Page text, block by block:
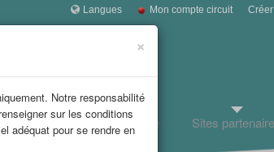
×
Notre responsabilité
sur les conditions
adéquat pour se rendre en
Langues Mon compte circuit
FFCAM Infos tourisme Sites